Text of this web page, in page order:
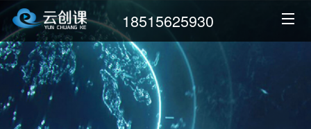
18515625930